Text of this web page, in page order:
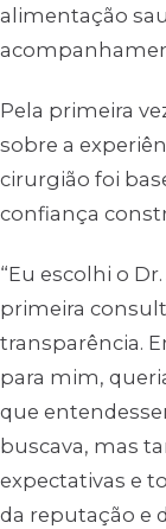
alimentação
Pela primeira
sobre a
cirurgião foi
confiança
“Eu escolhi o
primeira
transparência.
para mim,
que
buscava, mas
expectativas e
da reputação e